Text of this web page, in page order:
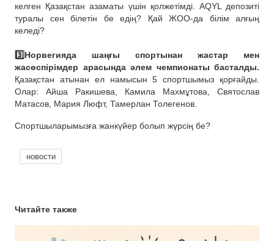
келген Қазақстан азаматы үшін қолжетімді. AQYL депозиті
туралы сен білетін бе едің? Қай ЖОО-да білім алғың
келеді?
3️⃣Норвегияда шаңғы спортынан жастар мен
жасөспірімдер арасында әлем чемпионаты басталды.
Қазақстан атынан ел намысын 5 спортшымыз қорғайды.
Олар: Айша Ракишева, Камила Махмұтова, Святослав
Матасов, Мария Люфт, Тамерлан Толегенов.
Спортшыларымызға жанкүйер болып жүрсің бе?
новости
Читайте также